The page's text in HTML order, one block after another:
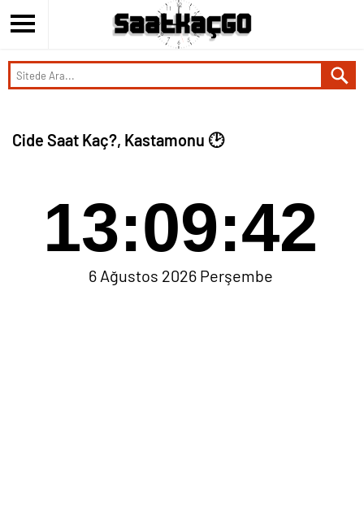
Cide Saat Kaç?, Kastamonu 🕑
13:09:42
6 Ağustos 2026 Perşembe